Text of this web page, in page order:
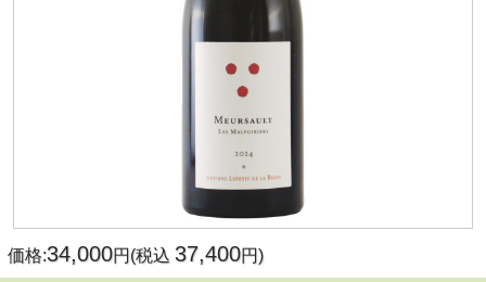
価格:34,000円(税込 37,400円)